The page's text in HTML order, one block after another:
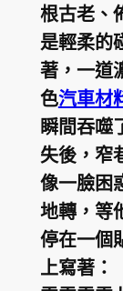
根古老、
是輕柔的
著，一道
色汽車材
瞬間吞噬
失後，窄
像一臉困
地轉，等
停在一個
上寫著